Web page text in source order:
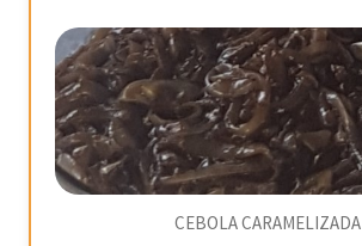
CEBOLA CARAMELIZADA